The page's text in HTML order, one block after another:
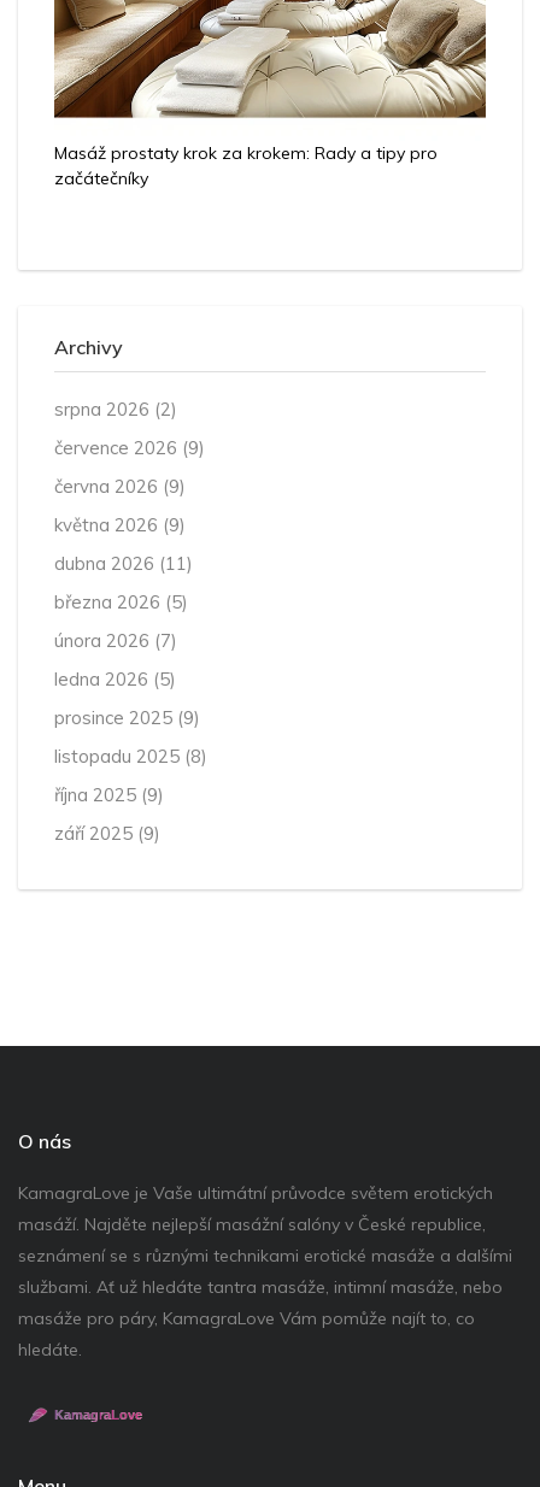
Masáž prostaty krok za krokem: Rady a tipy pro
začátečníky
Archivy
srpna 2026 (2)
července 2026 (9)
června 2026 (9)
května 2026 (9)
dubna 2026 (11)
března 2026 (5)
února 2026 (7)
ledna 2026 (5)
prosince 2025 (9)
listopadu 2025 (8)
října 2025 (9)
září 2025 (9)
O nás
KamagraLove je Vaše ultimátní průvodce světem erotických
masáží. Najděte nejlepší masážní salóny v České republice,
seznámení se s různými technikami erotické masáže a dalšími
službami. Ať už hledáte tantra masáže, intimní masáže, nebo
masáže pro páry, KamagraLove Vám pomůže najít to, co
hledáte.